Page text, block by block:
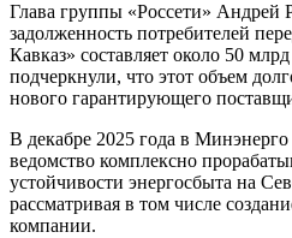
Глава группы «Россети» Андрей
задолженность потребителей
Кавказ» составляет около 50
подчеркнули, что этот объем
нового гарантирующего
В декабре 2025 года в
ведомство комплексно
устойчивости энергосбыта на
рассматривая в том числе
компании.